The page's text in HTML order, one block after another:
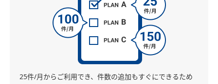
25件/月からご利用でき、件数の追加もすぐにできるため